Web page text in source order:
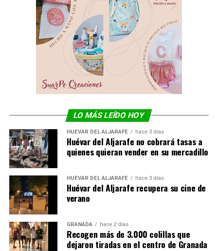
LO MÁS LEÍDO HOY
HUÉVAR DEL ALJARAFE hace 3 días
Huévar del Aljarafe no cobrará tasas a
quienes quieran vender en su mercadillo
HUÉVAR DEL ALJARAFE hace 3 días
Huévar del Aljarafe recupera su cine de
verano
GRANADA hace 2 días
Recogen más de 3.000 colillas que
dejaron tiradas en el centro de Granada